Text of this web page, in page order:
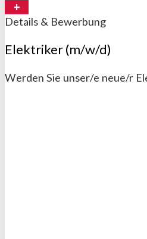
Details & Bewerbung
Elektriker (m/w/d)
Werden Sie unser/e neue/r